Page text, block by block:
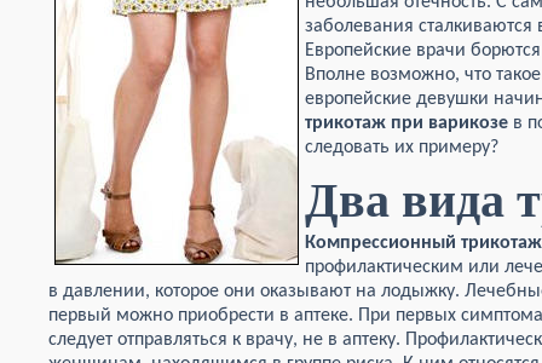
заболевания
Европейские врачи
Вполне возможно, что
европейские девушки
трикотаж при варикозе в
следовать их примеру?
Два вида
Компрессионный
профилактическим или
в давлении, которое они оказывают на лодыжку.
первый можно приобрести в аптеке. При первых
следует отправляться к врачу, не в аптеку.